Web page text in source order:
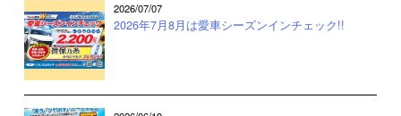
2026/07/07
2026年7月8月は愛車シーズンインチェック!!